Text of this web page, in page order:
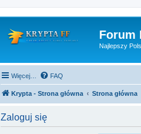
Forum
Najlepszy
Więcej… FAQ
Krypta - Strona główna Strona główna
Zaloguj się